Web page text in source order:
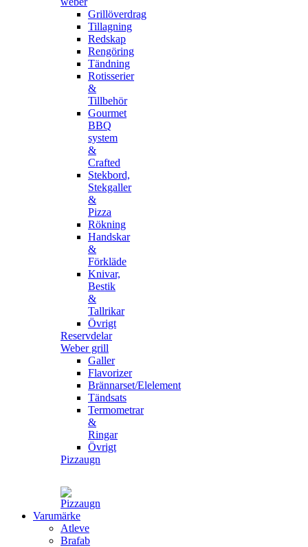
Grillöverdrag
Tillagning
Redskap
Rengöring
Tändning
Rotisserier
&
Tillbehör
Gourmet
BBQ
system
&
Crafted
Stekbord,
Stekgaller
&
Pizza
Rökning
Handskar
&
Förkläde
Knivar,
Bestik
&
Tallrikar
Övrigt
Reservdelar
Weber grill
Galler
Flavorizer
Brännarset/Elelement
Tändsats
Termometrar
&
Ringar
Övrigt
Pizzaugn
Varumärke
Atleve
Brafab